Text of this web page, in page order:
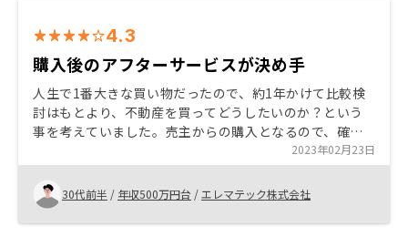
4.3
購入後のアフターサービスが決め手
人生で1番大きな買い物だったので、約1年かけて比較検
討はもとより、不動産を買ってどうしたいのか？という
事を考えていました。売主からの購入となるので、確か
に物件価格は仲介より高いと思いますし、高値掴みさせ
られてるんじゃないか？という不安はありましたが、購
入後の管理サービスを加味した上でトータルコストを考
えると、同社から購入する方がメリットがあると判断し
ました。 内覧出来ないことが多いと思うので、外観だけ
2023年02月23日
30代前半 / 年収500万円台 /エレマテック株式会社